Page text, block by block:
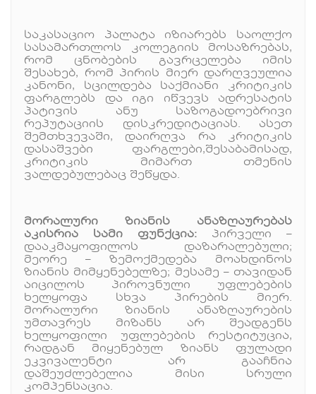
საკასაციო პალატა იზიარებს საოლქო
სასამართლოს კოლეგიის მოსაზრებას,
რომ ცნობების გავრცელება იმის
შესახებ, რომ პირის მიერ დარღვეულია
კანონი, სცილდება საქმიანი კრიტიკის
ფარგლებს და იგი იწვევს ადრესატის
პატივის ანუ საზოგადოებრივი
რეპუტაციის დისკრედიტაციას. ასეთ
შემთხვევაში, დაირღვა რა კრიტიკის
დასაშვები ფარგლები,შესაბამისად,
კრიტიკის მიმართ თმენის
ვალდებულებაც შეწყდა.
მორალური ზიანის ანაზღაურებას
აკისრია სამი ფუნქცია: პირველი –
დააკმაყოფილოს დაზარალებული;
მეორე – ზემოქმედება მოახდინოს
ზიანის მიმყენებელზე; მესამე – თავიდან
აიცილოს პიროვნული უფლებების
ხელყოფა სხვა პირების მიერ.
მორალური ზიანის ანაზღაურების
უმთავრეს მიზანს არ შეადგენს
ხელყოფილი უფლებების რესტიტუცია,
რადგან მიყენებულ ზიანს ფულადი
ეკვივალენტი არ გააჩნია
დაშეუძლებელია მისი სრული
კომპენსაცია.